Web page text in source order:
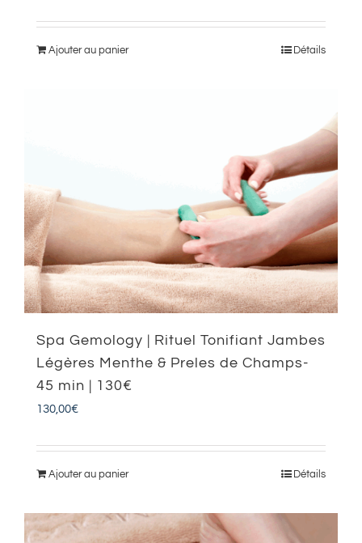
Ajouter au panier Détails
Spa Gemology | Rituel Tonifiant Jambes
Légères Menthe & Preles de Champs-
45 min | 130€
130,00€
Ajouter au panier Détails